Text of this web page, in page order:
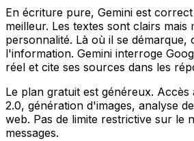
En écriture pure, Gemini est
meilleur. Les textes sont clairs mais
personnalité. Là où il se
l'information. Gemini interroge
réel et cite ses sources dans les
Le plan gratuit est généreux. Accès
2.0, génération d'images, analyse
web. Pas de limite restrictive sur le
messages.